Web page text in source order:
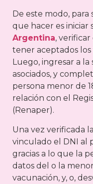
De este modo,
que hacer es iniciar
Argentina,
tener aceptados los
Luego, ingresar a la
asociados, y
persona menor de
relación con el
(Renaper).
Una vez verificada
vinculado el DNI al
gracias a lo que la
datos del o la
vacunación, y, o,